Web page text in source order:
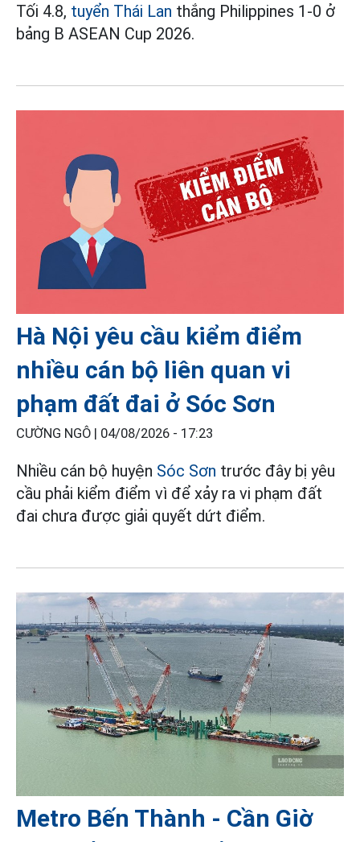
Tối 4.8, tuyển Thái Lan thắng Philippines 1-0 ở
bảng B ASEAN Cup 2026.
Hà Nội yêu cầu kiểm điểm
nhiều cán bộ liên quan vi
phạm đất đai ở Sóc Sơn
CƯỜNG NGÔ | 04/08/2026 - 17:23
Nhiều cán bộ huyện Sóc Sơn trước đây bị yêu
cầu phải kiểm điểm vì để xảy ra vi phạm đất
đai chưa được giải quyết dứt điểm.
Metro Bến Thành - Cần Giờ